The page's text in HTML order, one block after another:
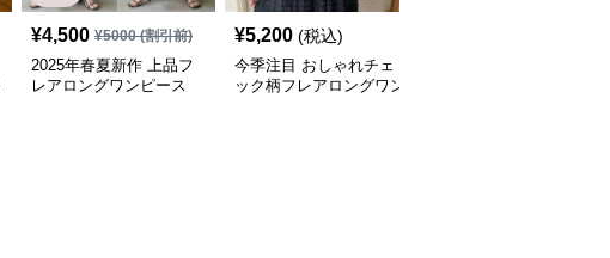
¥4,500 ¥5000(割引前)
2025年春夏新作 上品フ
レアロングワンピース
¥5,200 (税込)
今季注目 おしゃれチェ
ック柄フレアロングワン